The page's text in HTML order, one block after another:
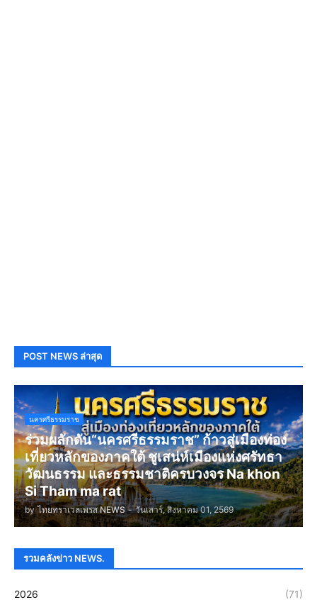
POST NEWS ล่าสุด
นครศรีธรรมราช
ร่วมผลักดัน“นครศรีธรรมราช” ก้าวสู่เมืองท่อง
เที่ยวหลักของภาคใต้ ชูเสน่ห์เมืองแห่งศรัทธา
วัฒนธรรม และธรรมชาติครบวงจร Na khon
Si Tham ma rat
by ไทยทราเวลเพรส NEWS - วันเสาร์, สิงหาคม 01, 2569
รวมคลังข่าว NEWS.
2026 (71)